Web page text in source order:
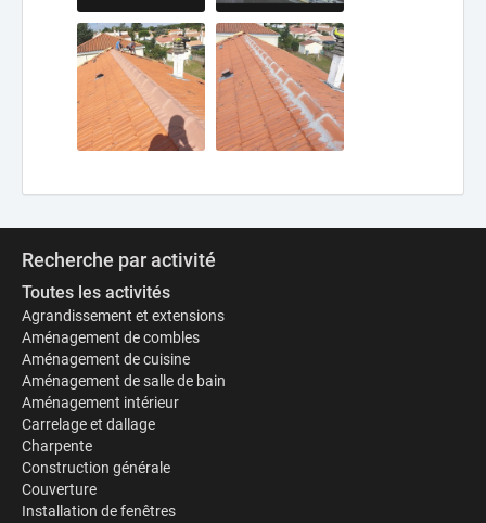
Recherche par activité
Toutes les activités
Agrandissement et extensions
Aménagement de combles
Aménagement de cuisine
Aménagement de salle de bain
Aménagement intérieur
Carrelage et dallage
Charpente
Construction générale
Couverture
Installation de fenêtres